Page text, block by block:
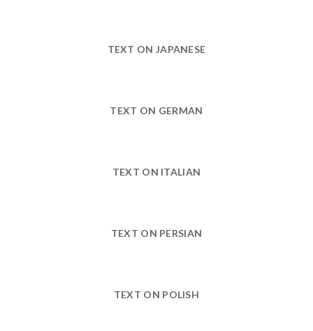
TEXT ON JAPANESE
TEXT ON GERMAN
TEXT ON ITALIAN
TEXT ON PERSIAN
TEXT ON POLISH